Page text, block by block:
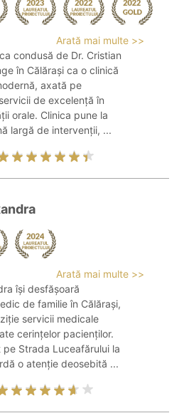
Arată mai multe >>
condusă de Dr. Cristian
în Călărași ca o clinică
axată pe
de excelență în
orale. Clinica pune la
largă de intervenții, ...
Arată mai multe >>
își desfășoară
de familie în Călărași,
servicii medicale
cerințelor pacienților.
Strada Luceafărului la
o atenție deosebită ...